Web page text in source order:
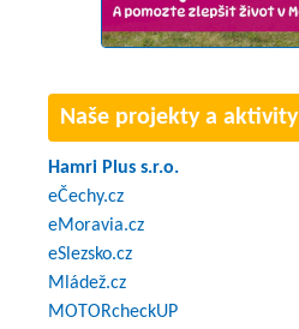
Naše projekty a aktivity
Hamri Plus s.r.o.
eČechy.cz
eMoravia.cz
eSlezsko.cz
Mládež.cz
MOTORcheckUP